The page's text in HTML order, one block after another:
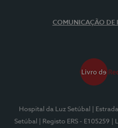
COMUNICAÇÃO DE
Hospital da Luz Setúbal
|
Setúbal
| Registo ERS - E105259
|